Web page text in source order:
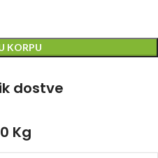
KORPU
dostve
Kg